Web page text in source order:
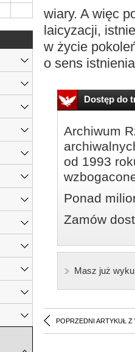
wiary. A więc
laicyzacji,
w życie
o sens
Dostęp do
Archiwum
od 1993
Ponad
Zamów
Masz już
POPRZEDNI ARTYKUŁ Z